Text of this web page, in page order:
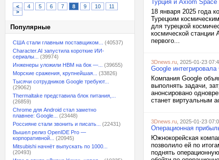
< 4 5 6 7 8 9 10
11
>
Популярные
США стали главным поставщиком...
(40537)
Character.AI запустила короткие ИИ-
сериалы...
(39974)
Инженеры уложили HBM на бок —...
(39655)
Морские сражения, крупнейшая...
(33826)
Тысячи сотрудников Google требуют...
(29062)
Thermaltake представила блок питания,...
(26859)
Chrome для Android стал заметно
плавнее: Google...
(23448)
Россияне стали звонить и писать...
(22431)
Вышел релиз OpenIDE Pro —
корпоративной...
(20945)
Mitsubishi начнёт выпускать по 1000...
(20493)
Турция и Axiom Space
18 января 2025 года
Турецким
для турецкой
космической
первого...
3Dnews.ru , 2025-01-23
Google
Компания Google
выполнять задачи,
анонсировано
станет виртуальным
3Dnews.ru , 2025-01-23
Операционная
Южнокорейская
позволило ей по
поднять